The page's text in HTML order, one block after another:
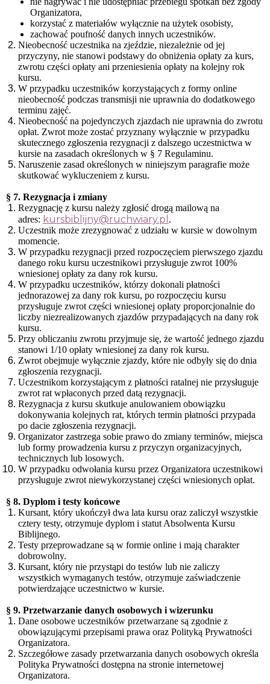
Organizatora,
korzystać z materiałów wyłącznie na użytek osobisty,
zachować poufność danych innych uczestników.
Nieobecność uczestnika na zjeździe, niezależnie od jej
przyczyny, nie stanowi podstawy do obniżenia opłaty za kurs,
zwrotu części opłaty ani przeniesienia opłaty na kolejny rok
kursu.
W przypadku uczestników korzystających z formy online
nieobecność podczas transmisji nie uprawnia do dodatkowego
terminu zajęć.
Nieobecność na pojedynczych zjazdach nie uprawnia do zwrotu
opłat. Zwrot może zostać przyznany wyłącznie w przypadku
skutecznego zgłoszenia rezygnacji z dalszego uczestnictwa w
kursie na zasadach określonych w § 7 Regulaminu.
Naruszenie zasad określonych w niniejszym paragrafie może
skutkować wykluczeniem z kursu.
§ 7. Rezygnacja i zmiany
Rezygnację z kursu należy zgłosić drogą mailową na
adres: kursbiblijny@ruchwiary.pl .
Uczestnik może zrezygnować z udziału w kursie w dowolnym
momencie.
W przypadku rezygnacji przed rozpoczęciem pierwszego zjazdu
danego roku kursu uczestnikowi przysługuje zwrot 100%
wniesionej opłaty za dany rok kursu.
W przypadku uczestników, którzy dokonali płatności
jednorazowej za dany rok kursu, po rozpoczęciu kursu
przysługuje zwrot części wniesionej opłaty proporcjonalnie do
liczby niezrealizowanych zjazdów przypadających na dany rok
kursu.
Przy obliczaniu zwrotu przyjmuje się, że wartość jednego zjazdu
stanowi 1/10 opłaty wniesionej za dany rok kursu.
Zwrot obejmuje wyłącznie zjazdy, które nie odbyły się do dnia
zgłoszenia rezygnacji.
Uczestnikom korzystającym z płatności ratalnej nie przysługuje
zwrot rat wpłaconych przed datą rezygnacji.
Rezygnacja z kursu skutkuje anulowaniem obowiązku
dokonywania kolejnych rat, których termin płatności przypada
po dacie zgłoszenia rezygnacji.
Organizator zastrzega sobie prawo do zmiany terminów, miejsca
lub formy prowadzenia kursu z przyczyn organizacyjnych,
technicznych lub losowych.
W przypadku odwołania kursu przez Organizatora uczestnikowi
przysługuje zwrot niewykorzystanej części wniesionych opłat.
§ 8. Dyplom i testy końcowe
Kursant, który ukończył dwa lata kursu oraz zaliczył wszystkie
cztery testy, otrzymuje dyplom i statut Absolwenta Kursu
Biblijnego.
Testy przeprowadzane są w formie online i mają charakter
dobrowolny.
Kursant, który nie przystąpi do testów lub nie zaliczy
wszystkich wymaganych testów, otrzymuje zaświadczenie
potwierdzające uczestnictwo w kursie.
§ 9. Przetwarzanie danych osobowych i wizerunku
Dane osobowe uczestników przetwarzane są zgodnie z
obowiązującymi przepisami prawa oraz Polityką Prywatności
Organizatora.
Szczegółowe zasady przetwarzania danych osobowych określa
Polityka Prywatności dostępna na stronie internetowej
Organizatora.